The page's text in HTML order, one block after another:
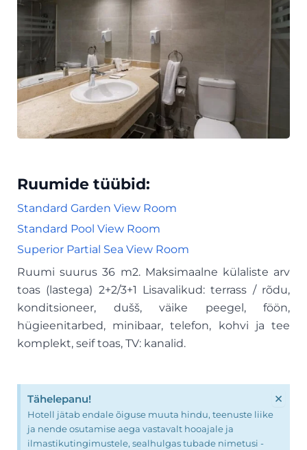
Ruumide tüübid:
Standard Garden View Room
Standard Pool View Room
Superior Partial Sea View Room
Ruumi suurus 36 m2. Maksimaalne külaliste arv
toas (lastega) 2+2/3+1 Lisavalikud: terrass / rõdu,
konditsioneer, dušš, väike peegel, föön,
hügieenitarbed, minibaar, telefon, kohvi ja tee
komplekt, seif toas, TV: kanalid.
Tähelepanu!
Hotell jätab endale õiguse muuta hindu, teenuste liike
ja nende osutamise aega vastavalt hooajale ja
ilmastikutingimustele, sealhulgas tubade nimetusi -
×